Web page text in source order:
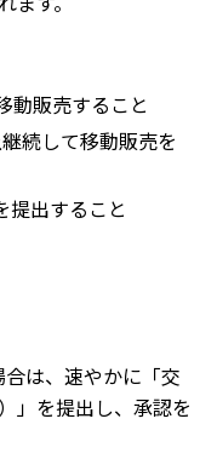
動販売すること
続して移動販売を
提出すること
は、速やかに「交
」を提出し、承認を